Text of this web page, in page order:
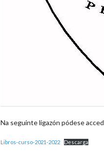
Na seguinte ligazón pódese
Libros-curso-2021-2022 Descarga